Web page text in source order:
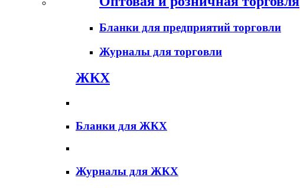
Бланки для предприятий торговли
Журналы для торговли
ЖКХ
Бланки для ЖКХ
Журналы для ЖКХ